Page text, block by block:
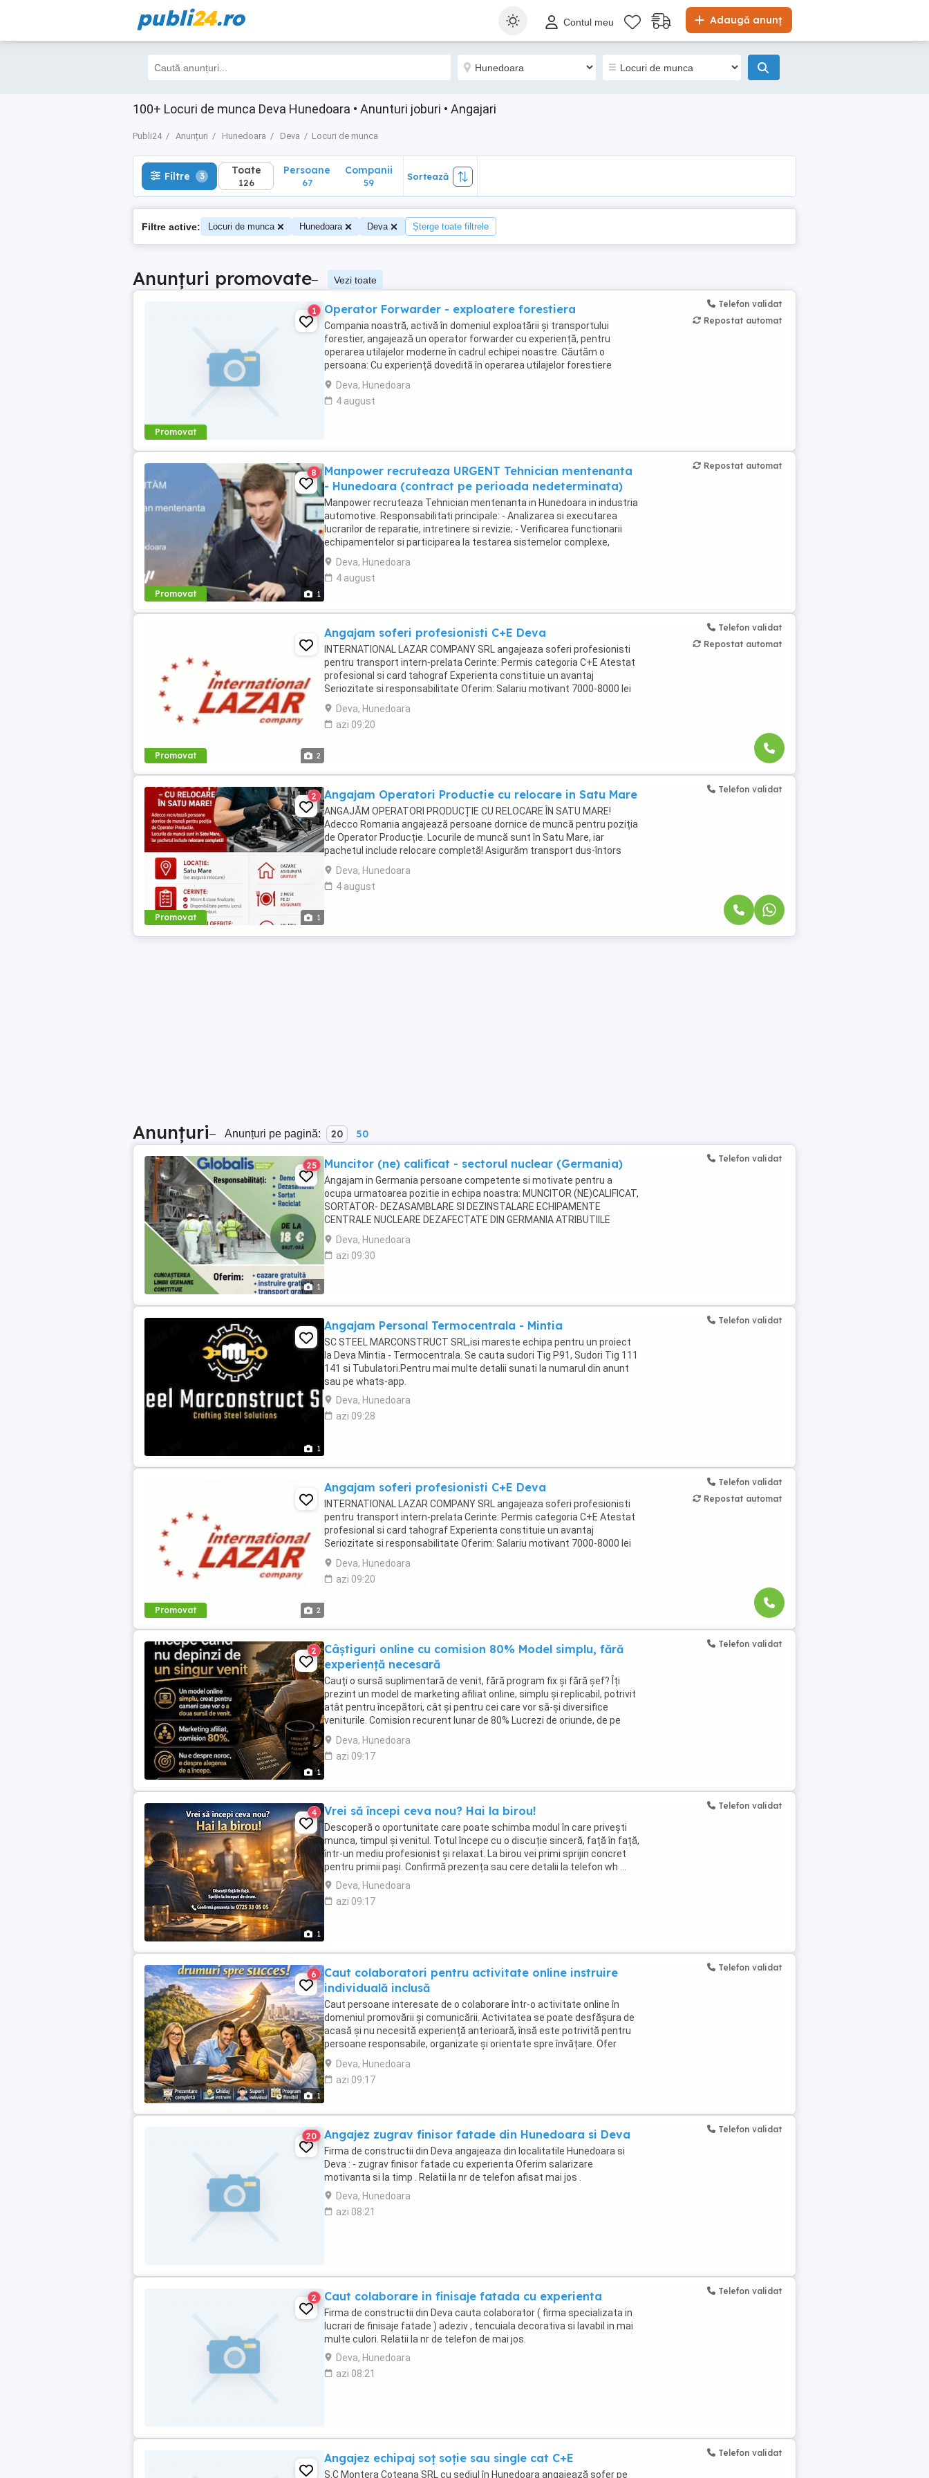
publi24.ro Adaugă anunț
Contul meu
100+ Locuri de munca Deva Hunedoara • Anunturi joburi • Angajari
Publi24 Anunțuri Hunedoara Deva Locuri de munca
Filtre 3 Toate
126
Filtre 3 Toate
126
Persoane
67
Companii
59
Sortează
Filtre active: Locuri de munca Hunedoara Deva Șterge toate filtrele
Anunțuri promovate– Vezi toate
Promovat
1 Operator Forwarder - exploatere forestiera
Compania noastră, activă în domeniul exploatării și transportului
forestier, angajează un operator forwarder cu experiență, pentru
operarea utilajelor moderne în cadrul echipei noastre. Căutăm o
persoana: Cu experiență dovedită în operarea utilajelor forestiere
(forwarder) ...
Deva, Hunedoara
4 august
Telefon validat
Repostat automat
Promovat 1
8
Manpower recruteaza URGENT Tehnician mentenanta
- Hunedoara (contract pe perioada nedeterminata)
Manpower recruteaza Tehnician mentenanta in Hunedoara in industria
automotive. Responsabilitati principale: - Analizarea si executarea
lucrarilor de reparatie, intretinere si revizie; - Verificarea functionarii
echipamentelor si participarea la testarea sistemelor complexe,
utilizand sisteme de diagnosticare ...
Deva, Hunedoara
4 august
Repostat automat
Promovat 2
Angajam soferi profesionisti C+E Deva
INTERNATIONAL LAZAR COMPANY SRL angajeaza soferi profesionisti
pentru transport intern-prelata Cerinte: Permis categoria C+E Atestat
profesional si card tahograf Experienta constituie un avantaj
Seriozitate si responsabilitate Oferim: Salariu motivant 7000-8000 lei
Contract de munca pe perioada ...
Deva, Hunedoara
azi 09:20
Telefon validat
Repostat automat
Promovat 1
2 Angajam Operatori Productie cu relocare in Satu Mare
ANGAJĂM OPERATORI PRODUCȚIE CU RELOCARE ÎN SATU MARE!
Adecco Romania angajează persoane dornice de muncă pentru poziția
de Operator Producție. Locurile de muncă sunt în Satu Mare, iar
pachetul include relocare completă! Asigurăm transport dus-întors
cazare-fabrică. Locație: Satu Mare (se asigură relocare). Cerințe:
Minim ...
Deva, Hunedoara
4 august
Telefon validat
Anunțuri– Anunțuri pe pagină: 20 50
1
25 Muncitor (ne) calificat - sectorul nuclear (Germania)
Angajam in Germania persoane competente si motivate pentru a
ocupa urmatoarea pozitie in echipa noastra: MUNCITOR (NE)CALIFICAT,
SORTATOR- DEZASAMBLARE SI DEZINSTALARE ECHIPAMENTE
CENTRALE NUCLEARE DEZAFECTATE DIN GERMANIA ATRIBUTIILE
POSTULUI: Demontarea echipamentelor si prelucrarea diferitelor ...
Deva, Hunedoara
azi 09:30
Telefon validat
1
Angajam Personal Termocentrala - Mintia
SC STEEL MARCONSTRUCT SRL,isi mareste echipa pentru un proiect
la Deva Mintia - Termocentrala. Se cauta sudori Tig P91, Sudori Tig 111
141 si Tubulatori.Pentru mai multe detalii sunati la numarul din anunt
sau pe whats-app.
Deva, Hunedoara
azi 09:28
Telefon validat
Promovat 2
Angajam soferi profesionisti C+E Deva
INTERNATIONAL LAZAR COMPANY SRL angajeaza soferi profesionisti
pentru transport intern-prelata Cerinte: Permis categoria C+E Atestat
profesional si card tahograf Experienta constituie un avantaj
Seriozitate si responsabilitate Oferim: Salariu motivant 7000-8000 lei
Contract de munca pe perioada ...
Deva, Hunedoara
azi 09:20
Telefon validat
Repostat automat
1
2
Câștiguri online cu comision 80% Model simplu, fără
experiență necesară
Cauți o sursă suplimentară de venit, fără program fix și fără șef? Îți
prezint un model de marketing afiliat online, simplu și replicabil, potrivit
atât pentru începători, cât și pentru cei care vor să-și diversifice
veniturile. Comision recurent lunar de 80% Lucrezi de oriunde, de pe
laptop sau ...
Deva, Hunedoara
azi 09:17
Telefon validat
1
4 Vrei să începi ceva nou? Hai la birou!
Descoperă o oportunitate care poate schimba modul în care privești
munca, timpul și venitul. Totul începe cu o discuție sinceră, față în față,
într-un mediu profesionist și relaxat. La birou vei primi sprijin concret
pentru primii pași. Confirmă prezența sau cere detalii la telefon wh ...
Deva, Hunedoara
azi 09:17
Telefon validat
1
6
Caut colaboratori pentru activitate online instruire
individuală inclusă
Caut persoane interesate de o colaborare într-o activitate online în
domeniul promovării și comunicării. Activitatea se poate desfășura de
acasă și nu necesită experiență anterioară, însă este potrivită pentru
persoane responsabile, organizate și orientate spre învățare. Ofer
instruire pentru primii ...
Deva, Hunedoara
azi 09:17
Telefon validat
20 Angajez zugrav finisor fatade din Hunedoara si Deva
Firma de constructii din Deva angajeaza din localitatile Hunedoara si
Deva : - zugrav finisor fatade cu experienta Oferim salarizare
motivanta si la timp . Relatii la nr de telefon afisat mai jos .
Deva, Hunedoara
azi 08:21
Telefon validat
2 Caut colaborare in finisaje fatada cu experienta
Firma de constructii din Deva cauta colaborator ( firma specializata in
lucrari de finisaje fatade ) adeziv , tencuiala decorativa si lavabil in mai
multe culori. Relatii la nr de telefon de mai jos.
Deva, Hunedoara
azi 08:21
Telefon validat
Angajez echipaj soț soție sau single cat C+E
S.C Montera Coteana SRL cu sediul în Hunedoara angajează sofer pe
Telefon validat